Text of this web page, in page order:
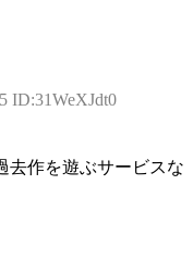
ID:31WeXJdt0
去作を遊ぶサービスな